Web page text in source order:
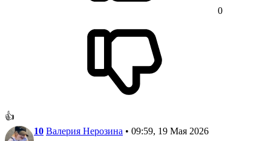
0
👍
10 Валерия Нерозина • 09:59, 19 Мая 2026